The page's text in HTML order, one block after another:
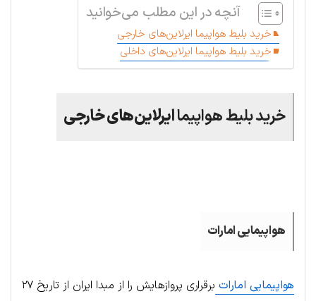
آنچه در این مطلب می‌خوانید
خرید بلیط هواپیما ایرلاین‌های خارجی
خرید بلیط هواپیما ایرلاین‌های داخلی
خرید بلیط هواپیماایرلاین‌های خارجی
هواپیمایی امارات
هواپیمایی امارات
برقراری پروازهایش را از مبدا ایران از تاریخ ۲۷